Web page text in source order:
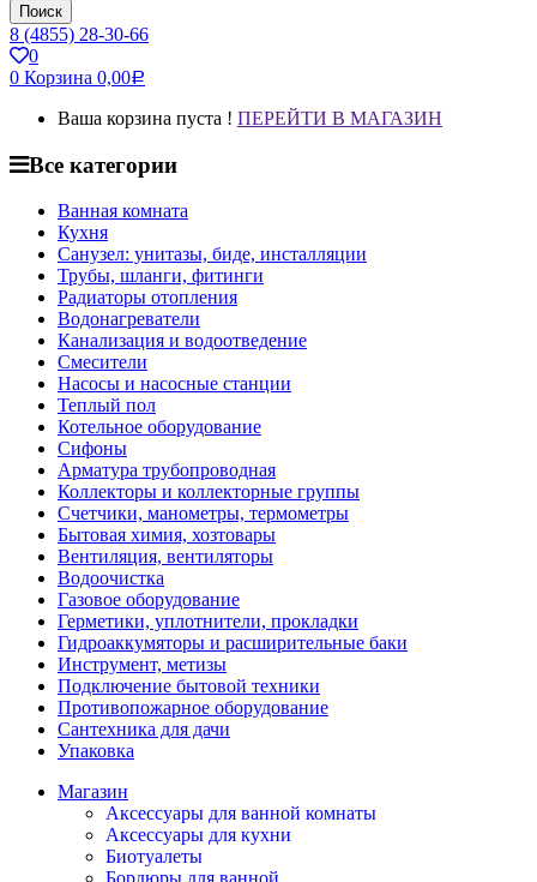
Поиск
8 (4855) 28-30-66
0
0 Корзина 0,00Р
Ваша корзина пуста ! ПЕРЕЙТИ В МАГАЗИН
Все категории
Ванная комната
Кухня
Санузел: унитазы, биде, инсталляции
Трубы, шланги, фитинги
Радиаторы отопления
Водонагреватели
Канализация и водоотведение
Смесители
Насосы и насосные станции
Теплый пол
Котельное оборудование
Сифоны
Арматура трубопроводная
Коллекторы и коллекторные группы
Счетчики, манометры, термометры
Бытовая химия, хозтовары
Вентиляция, вентиляторы
Водоочистка
Газовое оборудование
Герметики, уплотнители, прокладки
Гидроаккумяторы и расширительные баки
Инструмент, метизы
Подключение бытовой техники
Противопожарное оборудование
Сантехника для дачи
Упаковка
Магазин
Аксессуары для ванной комнаты
Аксессуары для кухни
Биотуалеты